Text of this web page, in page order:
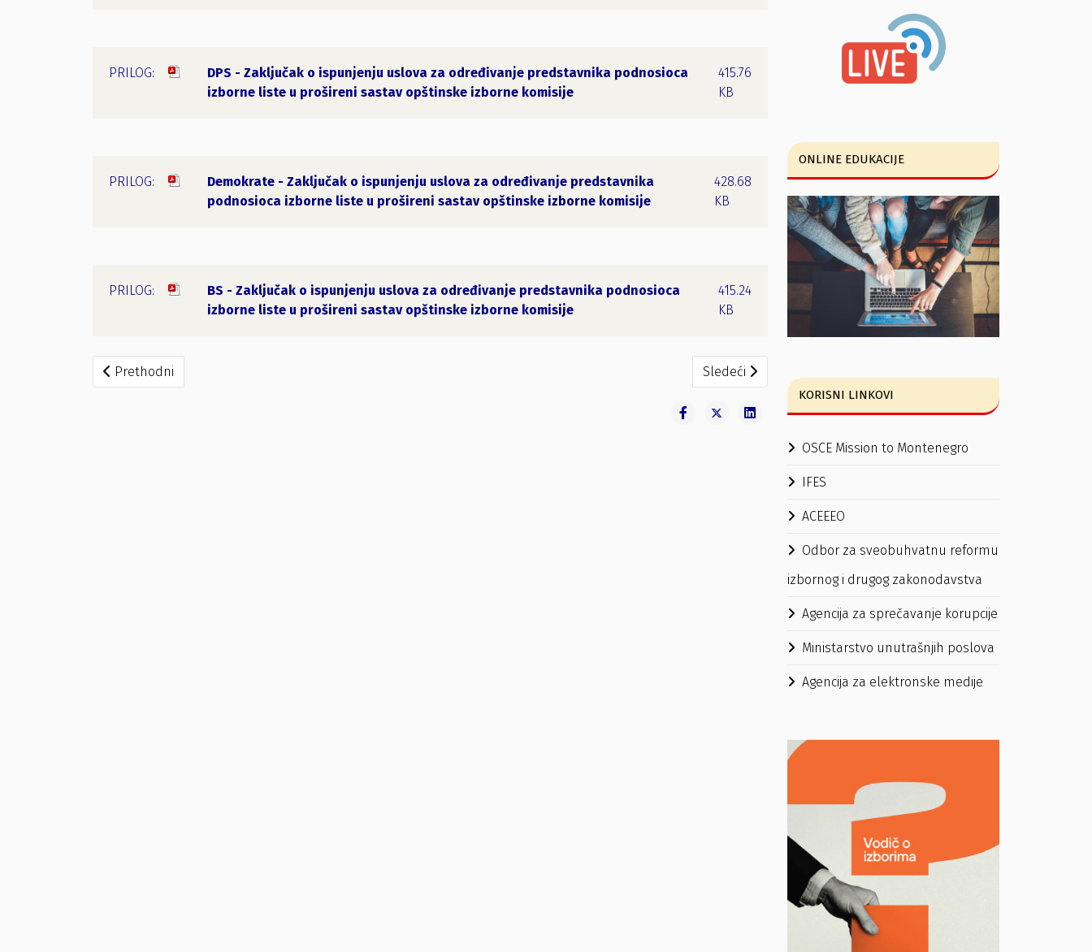
DPS - Zaključak o ispunjenju uslova za određivanje predstavnika podnosioca
izborne liste u prošireni sastav opštinske izborne komisije
415.76
KB
Demokrate - Zaključak o ispunjenju uslova za određivanje predstavnika
podnosioca izborne liste u prošireni sastav opštinske izborne komisije
428.68
KB
BS - Zaključak o ispunjenju uslova za određivanje predstavnika podnosioca
izborne liste u prošireni sastav opštinske izborne komisije
415.24
KB
Prethodni članak: Rješenja o utvrđivanju i proglašenju izbornih lista u Skupštini Opštine Petnjica
Prethodni Sledeći članak: KALENDAR rokova za sprovođenje izbornih
Sledeći
ONLINE EDUKACIJE
KORISNI LINKOVI
OSCE Mission to Montenegro
IFES
ACEEEO
Odbor za sveobuhvatnu reformu
izbornog i drugog zakonodavstva
Agencija za sprečavanje korupcije
Ministarstvo unutrašnjih poslova
Agencija za elektronske medije